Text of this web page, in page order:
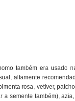
também era usado
altamente
rosa , vetiver,
semente também),